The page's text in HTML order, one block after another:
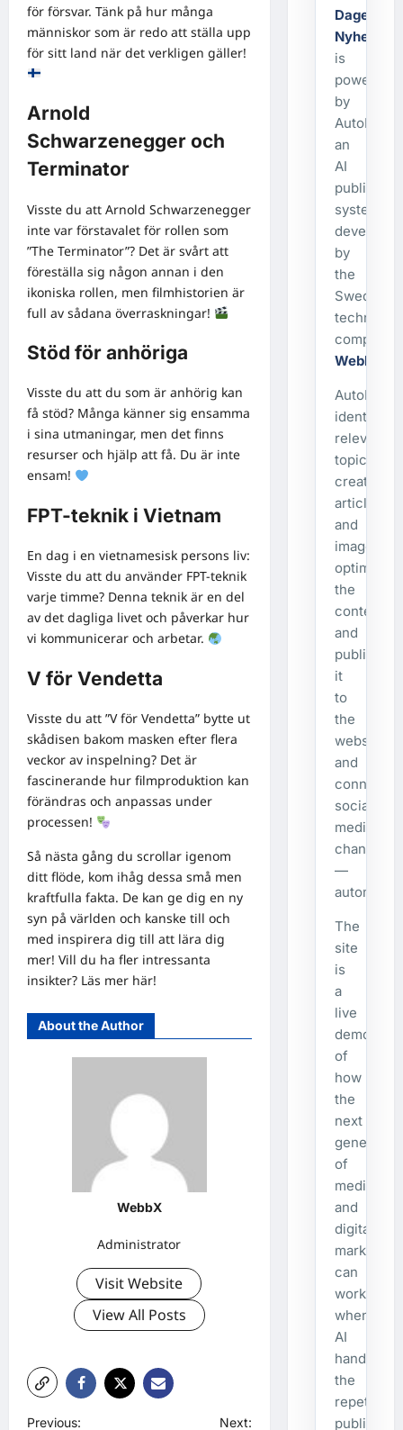
för försvar. Tänk på hur många
människor som är redo att ställa upp
för sitt land när det verkligen gäller!
Arnold
Schwarzenegger och
Terminator
Visste du att Arnold Schwarzenegger
inte var förstavalet för rollen som
”The Terminator”? Det är svårt att
föreställa sig någon annan i den
ikoniska rollen, men filmhistorien är
full av sådana överraskningar!
Stöd för anhöriga
Visste du att du som är anhörig kan
få stöd? Många känner sig ensamma
i sina utmaningar, men det finns
resurser och hjälp att få. Du är inte
ensam!
FPT-teknik i Vietnam
En dag i en vietnamesisk persons liv:
Visste du att du använder FPT-teknik
varje timme? Denna teknik är en del
av det dagliga livet och påverkar hur
vi kommunicerar och arbetar.
V för Vendetta
Visste du att ”V för Vendetta” bytte ut
skådisen bakom masken efter flera
veckor av inspelning? Det är
fascinerande hur filmproduktion kan
förändras och anpassas under
processen!
Så nästa gång du scrollar igenom
ditt flöde, kom ihåg dessa små men
kraftfulla fakta. De kan ge dig en ny
syn på världen och kanske till och
med inspirera dig till att lära dig
mer! Vill du ha fler intressanta
insikter? Läs mer här!
About the Author
WebbX
Administrator
Visit Website
View All Posts
P
Previous: Next:
Dagens-
is
powered
by
AutoPost,
an
AI
publishing
system
developed
by
the
Swedish
company
WebbX
AutoPost
identifies
relevant
topics,
creates
articles
and
images,
optimizes
the
content,
and
publishes
it
to
the
website
and
connected
social
media
channels
—
The
site
is
a
live
of
how
the
next
generation
of
media
and
digital
marketing
can
work
when
AI
handles
the
repetitive
publishing